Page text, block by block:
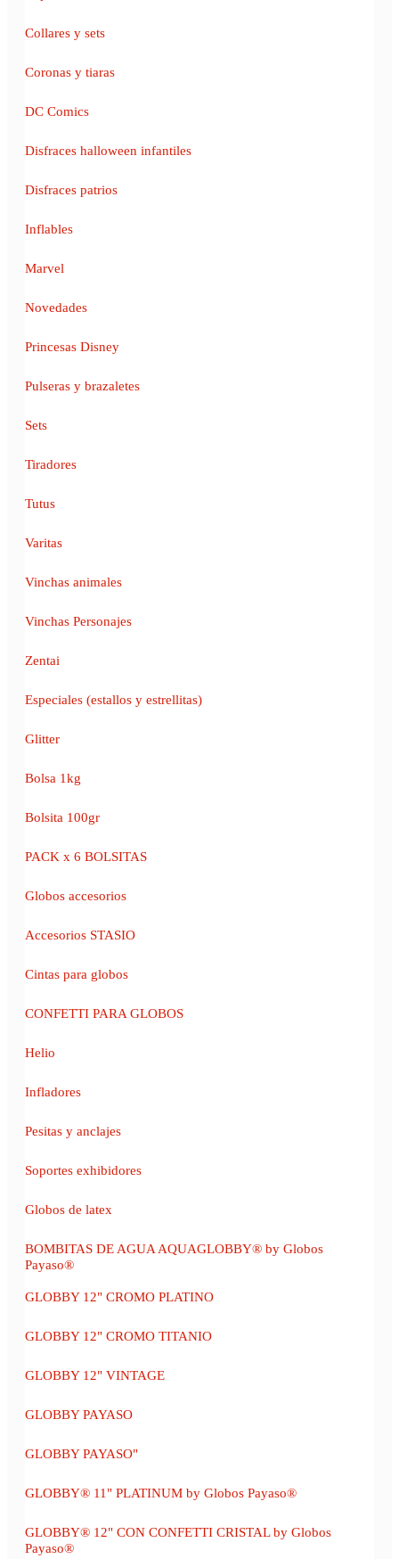
Collares y sets
Coronas y tiaras
DC Comics
Disfraces halloween infantiles
Disfraces patrios
Inflables
Marvel
Novedades
Princesas Disney
Pulseras y brazaletes
Sets
Tiradores
Tutus
Varitas
Vinchas animales
Vinchas Personajes
Zentai
Especiales (estallos y estrellitas)
Glitter
Bolsa 1kg
Bolsita 100gr
PACK x 6 BOLSITAS
Globos accesorios
Accesorios STASIO
Cintas para globos
CONFETTI PARA GLOBOS
Helio
Infladores
Pesitas y anclajes
Soportes exhibidores
Globos de latex
BOMBITAS DE AGUA AQUAGLOBBY® by Globos
Payaso®
GLOBBY 12" CROMO PLATINO
GLOBBY 12" CROMO TITANIO
GLOBBY 12" VINTAGE
GLOBBY PAYASO
GLOBBY PAYASO"
GLOBBY® 11" PLATINUM by Globos Payaso®
GLOBBY® 12" CON CONFETTI CRISTAL by Globos
Payaso®